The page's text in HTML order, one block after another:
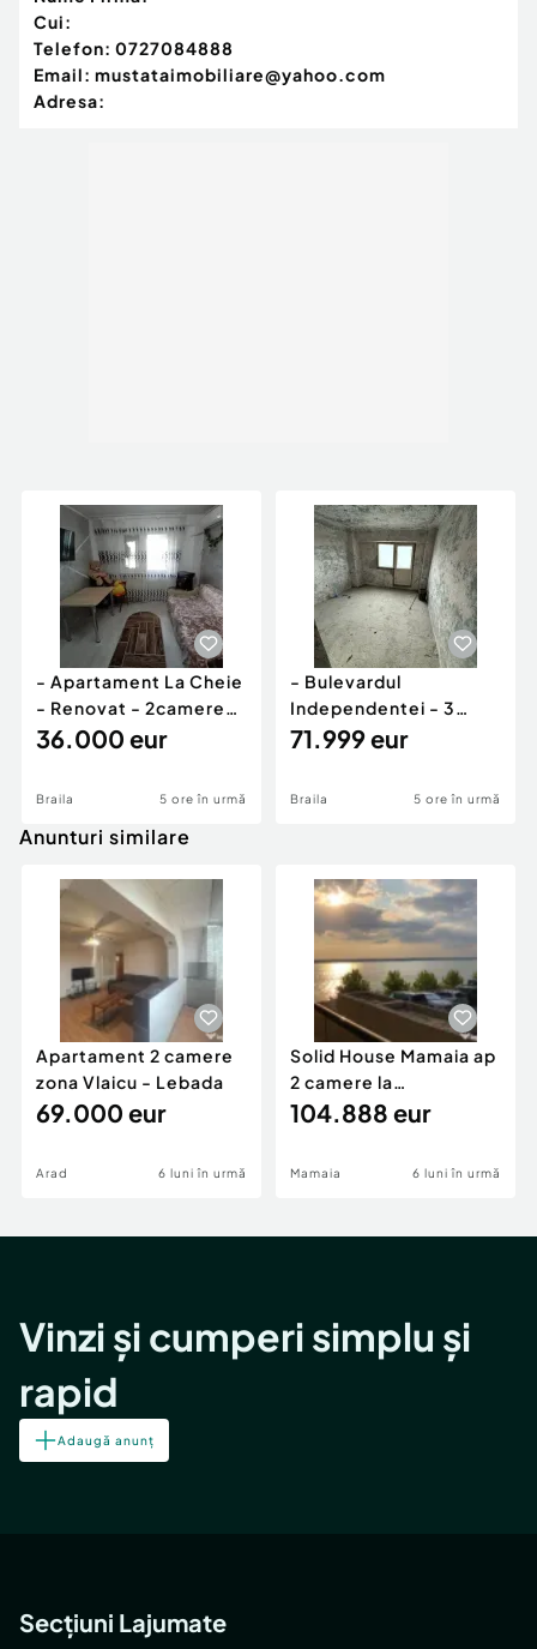
Cui:
Telefon: 0727084888
Email: mustataimobiliare@yahoo.com
Adresa:
- Apartament La Cheie
- Renovat - 2camere
confort 2 Viziru 3
36.000 eur
Braila 5 ore în urmă
- Bulevardul
Independentei - 3
camere 80mp -
71.999 eur
Braila 5 ore în urmă
Anunturi similare
Apartament 2 camere
zona Vlaicu - Lebada
69.000 eur
Arad 6 luni în urmă
Solid House Mamaia ap
2 camere la
cheie,langa Mega
104.888 eur
Mamaia 6 luni în urmă
Vinzi și cumperi simplu și
rapid
Adaugă anunț
Secțiuni Lajumate